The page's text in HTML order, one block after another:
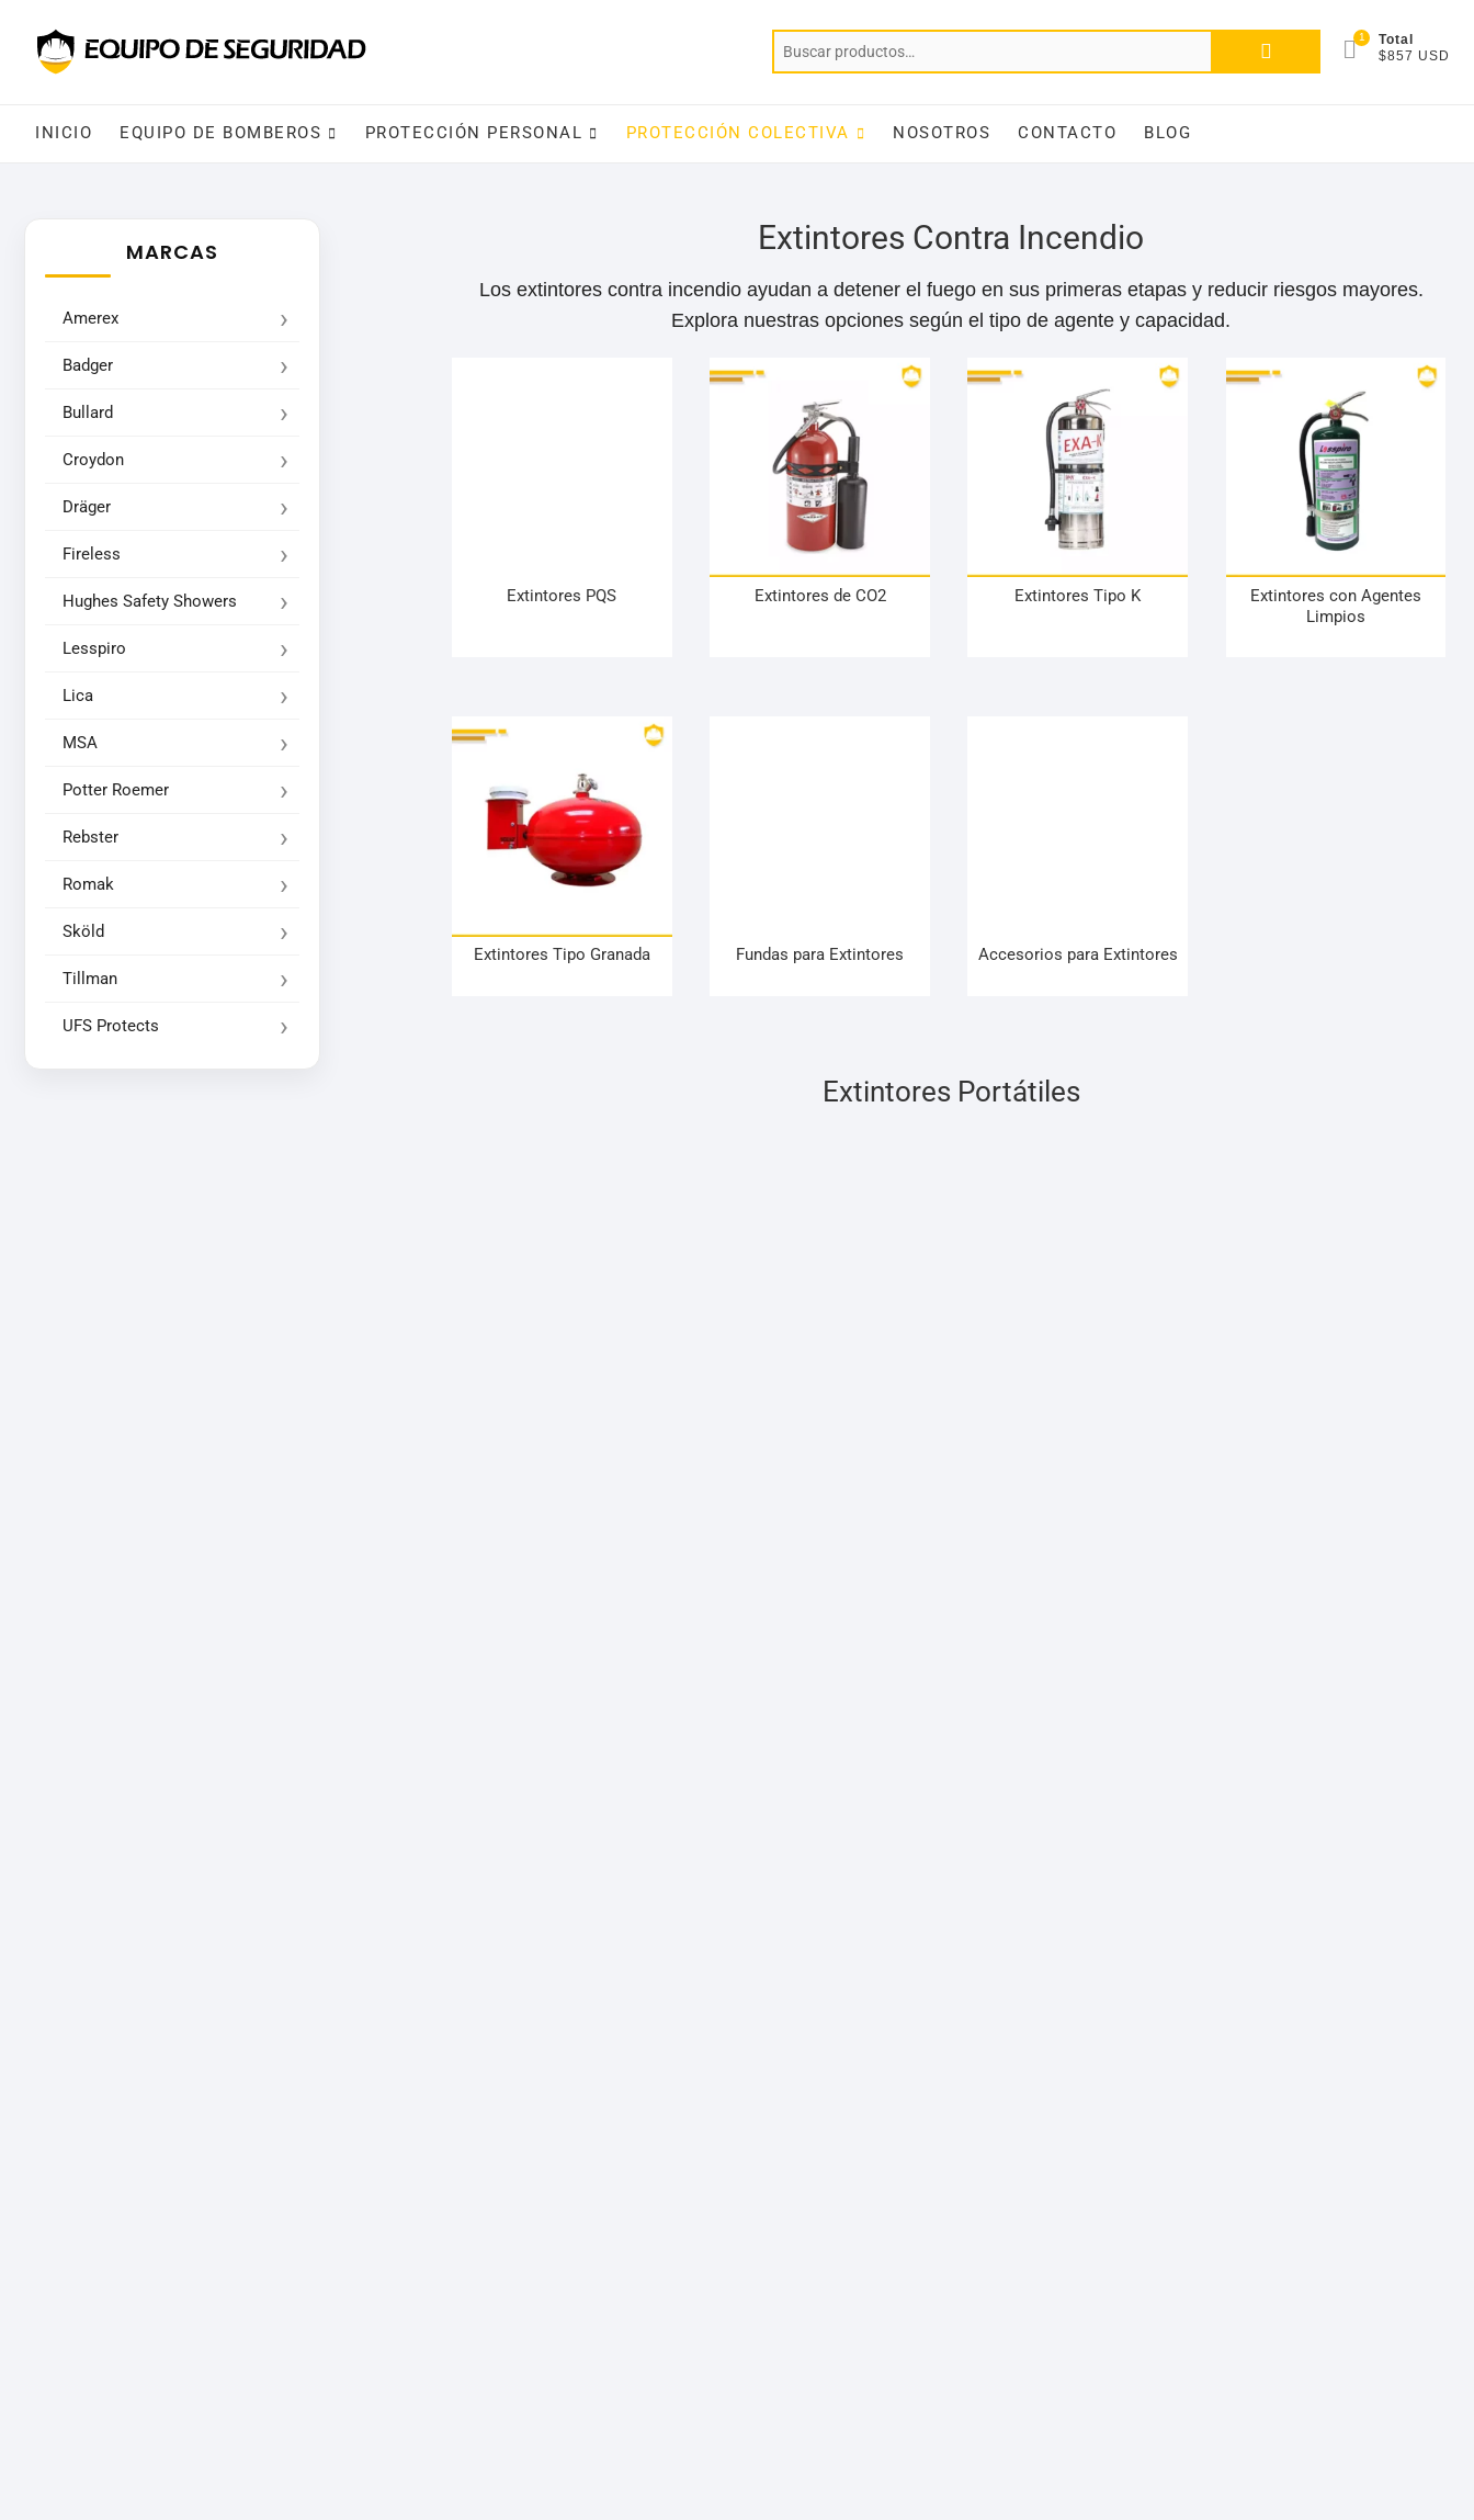
1
Total
$857 USD
INICIO EQUIPO DE BOMBEROS PROTECCIÓN PERSONAL PROTECCIÓN COLECTIVA NOSOTROS CONTACTO BLOG
Extintores Contra Incendio
Los extintores contra incendio ayudan a detener el fuego en sus primeras etapas y reducir riesgos mayores.
Explora nuestras opciones según el tipo de agente y capacidad.
Extintores PQS Extintores de CO2 Extintores Tipo K
Extintores con Agentes
Limpios
Extintores Tipo Granada Fundas para Extintores Accesorios para Extintores
Extintores Portátiles
MARCAS
Amerex
Badger
Bullard
Croydon
Dräger
Fireless
Hughes Safety Showers
Lesspiro
Lica
MSA
Potter Roemer
Rebster
Romak
Sköld
Tillman
UFS Protects